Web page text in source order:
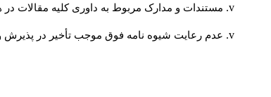
مستندات و مدارک مربوط به داوری کلیه مقالات در
عدم رعایت شیوه نامه فوق موجب تأخیر در